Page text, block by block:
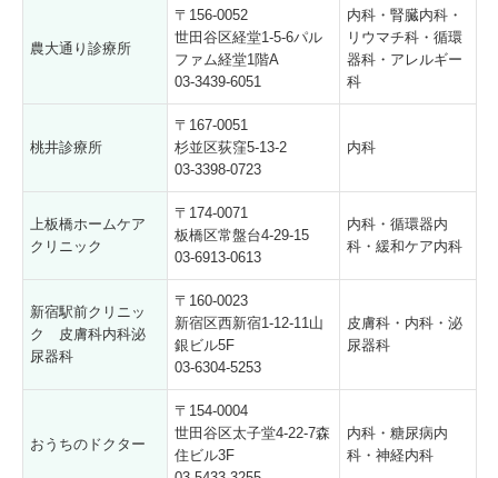
農大通り診療所
〒156-0052
世田谷区経堂1-5-6パル
ファム経堂1階A
03-3439-6051
内科・腎臓内科・
リウマチ科・循環
器科・アレルギー
科
桃井診療所
〒167-0051
杉並区荻窪5-13-2
03-3398-0723
内科
上板橋ホームケア
クリニック
〒174-0071
板橋区常盤台4-29-15
03-6913-0613
内科・循環器内
科・緩和ケア内科
新宿駅前クリニッ
ク 皮膚科内科泌
尿器科
〒160-0023
新宿区西新宿1-12-11山
銀ビル5F
03-6304-5253
皮膚科・内科・泌
尿器科
おうちのドクター
〒154-0004
世田谷区太子堂4-22-7森
住ビル3F
内科・糖尿病内
科・神経内科